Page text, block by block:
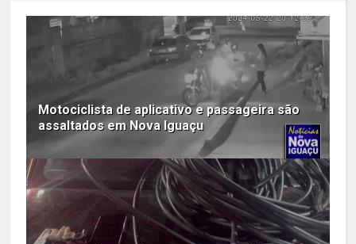
Motociclista de aplicativo e passageira são
assaltados em Nova Iguaçu